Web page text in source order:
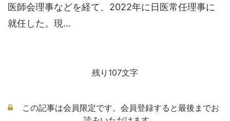
医師会理事などを経て、2022年に日医常任理事に
就任した。現...
残り107文字
この記事は会員限定です。会員登録すると最後までお